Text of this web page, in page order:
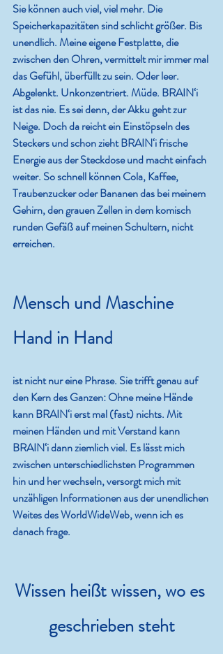
Sie können auch viel, viel mehr. Die
Speicherkapazitäten sind schlicht größer. Bis
unendlich. Meine eigene Festplatte, die
zwischen den Ohren, vermittelt mir immer mal
das Gefühl, überfüllt zu sein. Oder leer.
Abgelenkt. Unkonzentriert. Müde. BRAIN‘i
ist das nie. Es sei denn, der Akku geht zur
Neige. Doch da reicht ein Einstöpseln des
Steckers und schon zieht BRAIN‘i frische
Energie aus der Steckdose und macht einfach
weiter. So schnell können Cola, Kaffee,
Traubenzucker oder Bananen das bei meinem
Gehirn, den grauen Zellen in dem komisch
runden Gefäß auf meinen Schultern, nicht
erreichen.
Mensch und Maschine
Hand in Hand
ist nicht nur eine Phrase. Sie trifft genau auf
den Kern des Ganzen: Ohne meine Hände
kann BRAIN‘i erst mal (fast) nichts. Mit
meinen Händen und mit Verstand kann
BRAIN‘i dann ziemlich viel. Es lässt mich
zwischen unterschiedlichsten Programmen
hin und her wechseln, versorgt mich mit
unzähligen Informationen aus der unendlichen
Weites des WorldWideWeb, wenn ich es
danach frage.
Wissen heißt wissen, wo es
geschrieben steht